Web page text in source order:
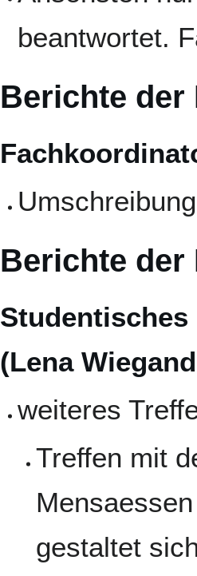
beantwortet.
Berichte der
Berichte der
(Lena
weiteres
Treffen mit
gestaltet